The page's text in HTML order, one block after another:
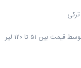
بین ۵۱ تا ۱۲۰ لیر